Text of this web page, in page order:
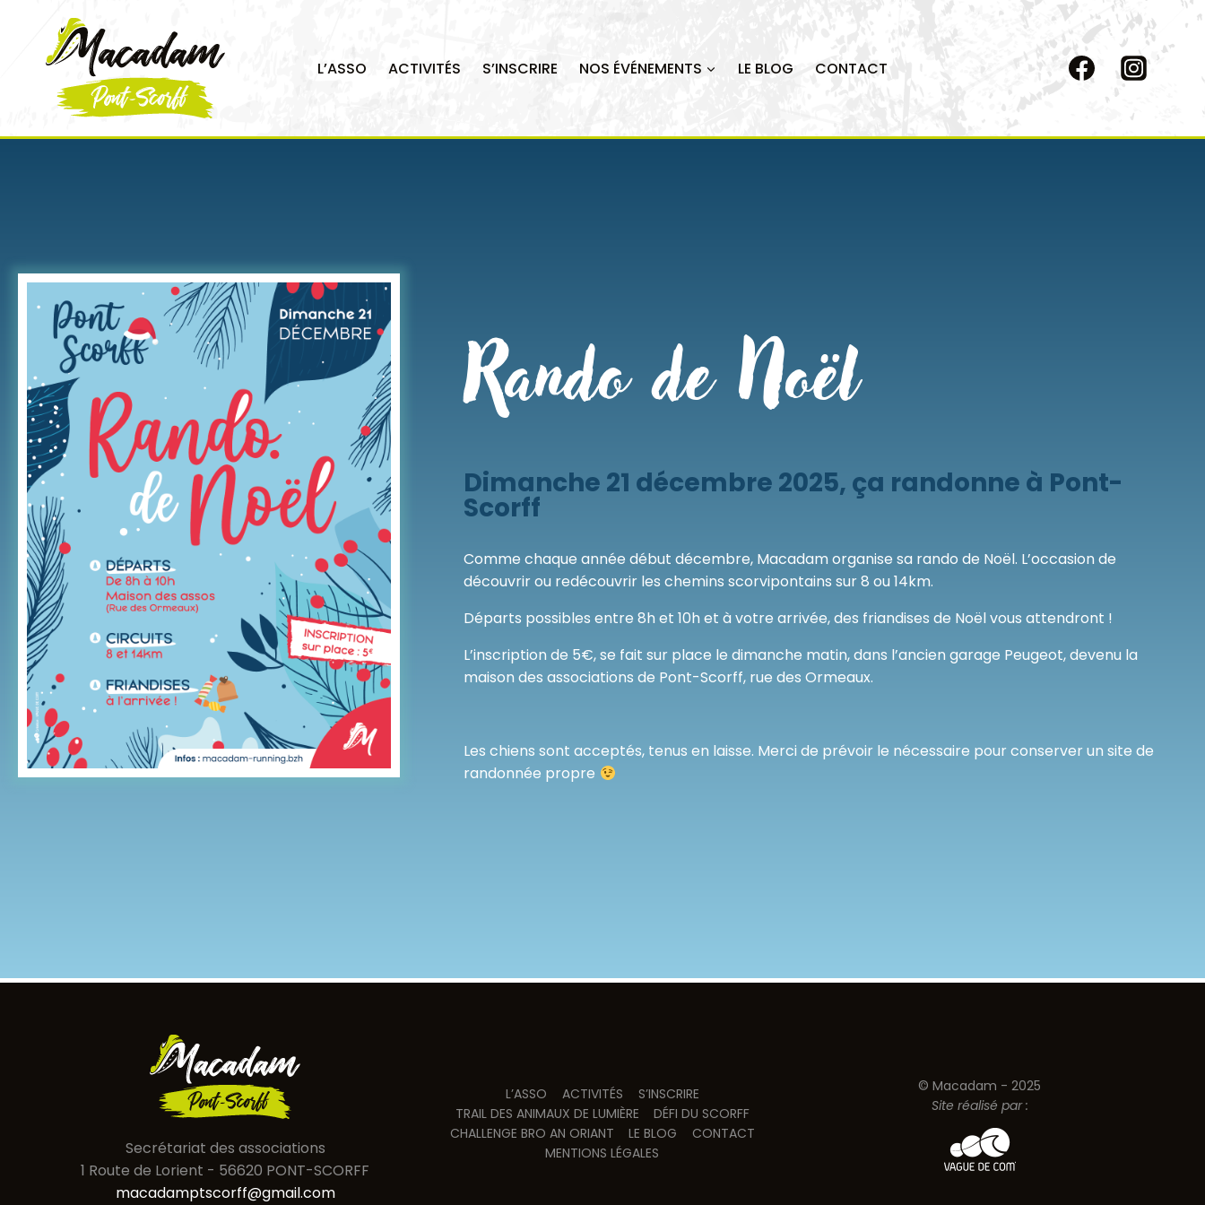
L’ASSO ACTIVITÉS S’INSCRIRE NOS ÉVÉNEMENTS LE BLOG CONTACT
Rando de Noël
Dimanche 21 décembre 2025, ça randonne à Pont-
Scorff
Comme chaque année début décembre, Macadam organise sa rando de Noël. L’occasion de
découvrir ou redécouvrir les chemins scorvipontains sur 8 ou 14km.
Départs possibles entre 8h et 10h et à votre arrivée, des friandises de Noël vous attendront !
L’inscription de 5€, se fait sur place le dimanche matin, dans l’ancien garage Peugeot, devenu la
maison des associations de Pont-Scorff, rue des Ormeaux.
Les chiens sont acceptés, tenus en laisse. Merci de prévoir le nécessaire pour conserver un site de
randonnée propre
Secrétariat des associations
1 Route de Lorient - 56620 PONT-SCORFF
macadamptscorff@gmail.com
L’ASSO ACTIVITÉS
S’INSCRIRE
TRAIL DES ANIMAUX DE LUMIÈRE
DÉFI DU SCORFF
CHALLENGE BRO AN ORIANT
LE BLOG
CONTACT
MENTIONS LÉGALES
© Macadam - 2025
Site réalisé par :